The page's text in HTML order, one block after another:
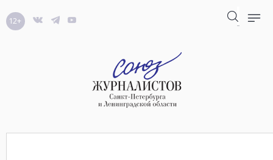
12+